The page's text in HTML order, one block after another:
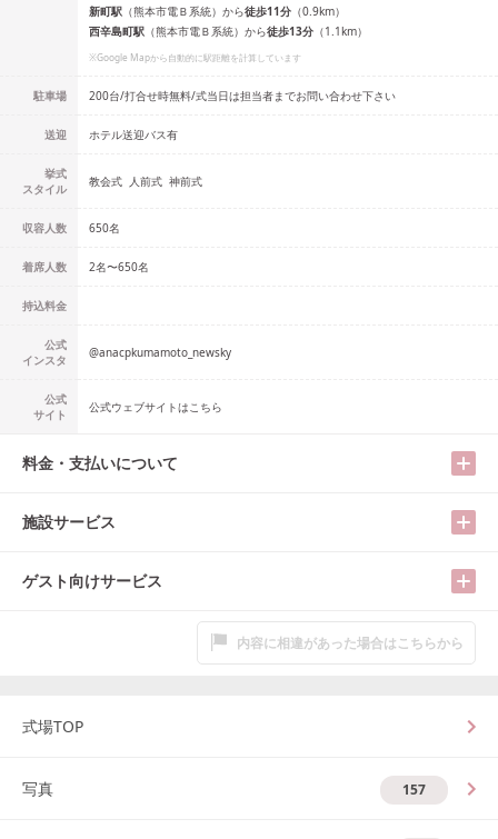
新町駅 （熊本市電Ｂ系統） から徒歩11分 （0.9km）
西辛島町駅 （熊本市電Ｂ系統） から徒歩13分 （1.1km）
※Google Mapから自動的に駅距離を計算しています
駐車場 200台/打合せ時無料/式当日は担当者までお問い合わせ下さい
送迎 ホテル送迎バス有
挙式
スタイル
教会式 人前式 神前式
収容人数 650名
着席人数 2名〜650名
持込料金
公式
インスタ
@anacpkumamoto_newsky
公式
サイト
公式ウェブサイトはこちら
料金・支払いについて
施設サービス
ゲスト向けサービス
内容に相違があった場合はこちらから
式場TOP
写真 157